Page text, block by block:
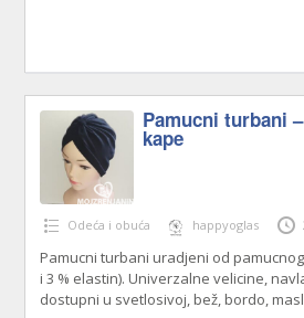
Pamucni turbani
kape
Odeća i obuća happyoglas
Pamucni turbani uradjeni od
i 3 % elastin). Univerzalne velicine,
dostupni u svetlosivoj, bež, bordo,